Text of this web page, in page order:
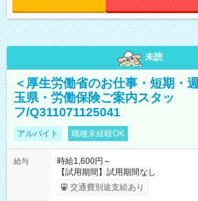
未読
＜厚生労働省のお仕事・短期・
玉県・労働保険ご案内スタッ
フ/Q311071125041
アルバイト 職種未経験OK
給与
時給1,600円～
【試用期間】試用期間なし
交通費別途支給あり